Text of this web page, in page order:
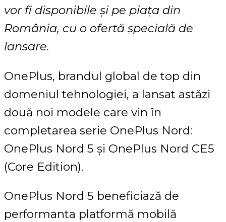
vor fi disponibile și pe piața din
România, cu o ofertă specială de
lansare.
OnePlus, brandul global de top din
domeniul tehnologiei, a lansat astăzi
două noi modele care vin în
completarea serie OnePlus Nord:
OnePlus Nord 5 și OnePlus Nord CE5
(Core Edition).
OnePlus Nord 5 beneficiază de
performanta platformă mobilă